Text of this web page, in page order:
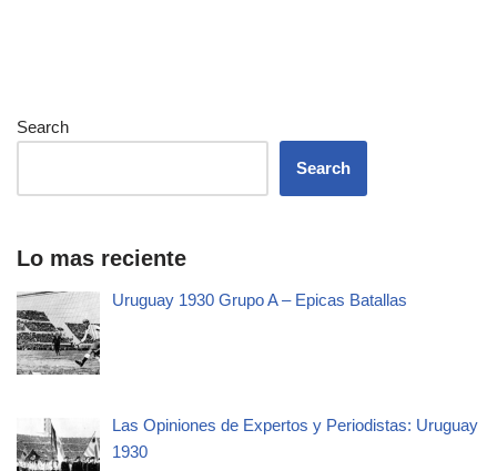
Search
Search
Lo mas reciente
Uruguay 1930 Grupo A – Epicas Batallas
Las Opiniones de Expertos y Periodistas: Uruguay
1930